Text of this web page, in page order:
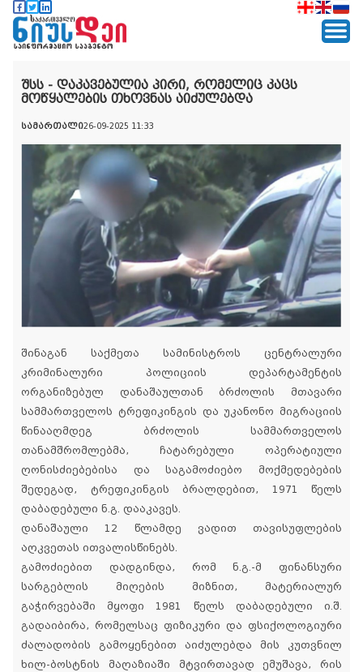
შსს - დაკავებულია პირი, რომელიც კაცს
მოწყალების თხოვნას აიძულებდა
სამართალი26-09-2025 11:33
შინაგან საქმეთა სამინისტროს ცენტრალური
კრიმინალური პოლიციის დეპარტამენტის
ორგანიზებულ დანაშაულთან ბრძოლის მთავარი
სამმართველოს ტრეფიკინგის და უკანონო მიგრაციის
წინააღმდეგ ბრძოლის სამმართველოს
თანამშრომლებმა, ჩატარებული ოპერატიული
ღონისძიებებისა და საგამოძიებო მოქმედებების
შედეგად, ტრეფიკინგის ბრალდებით, 1971 წელს
დაბადებული ნ.გ. დააკავეს.
დანაშაული 12 წლამდე ვადით თავისუფლების
აღკვეთას ითვალისწინებს.
გამოძიებით დადგინდა, რომ ნ.გ.-მ ფინანსური
სარგებლის მიღების მიზნით, მატერიალურ
გაჭირვებაში მყოფი 1981 წელს დაბადებული ი.შ.
გადაიბირა, რომელსაც ფიზიკური და ფსიქოლოგიური
ძალადობის გამოყენებით აიძულებდა მის კუთვნილ
ხილ-ბოსტნის მაღაზიაში მტვირთავად ემუშავა, რის